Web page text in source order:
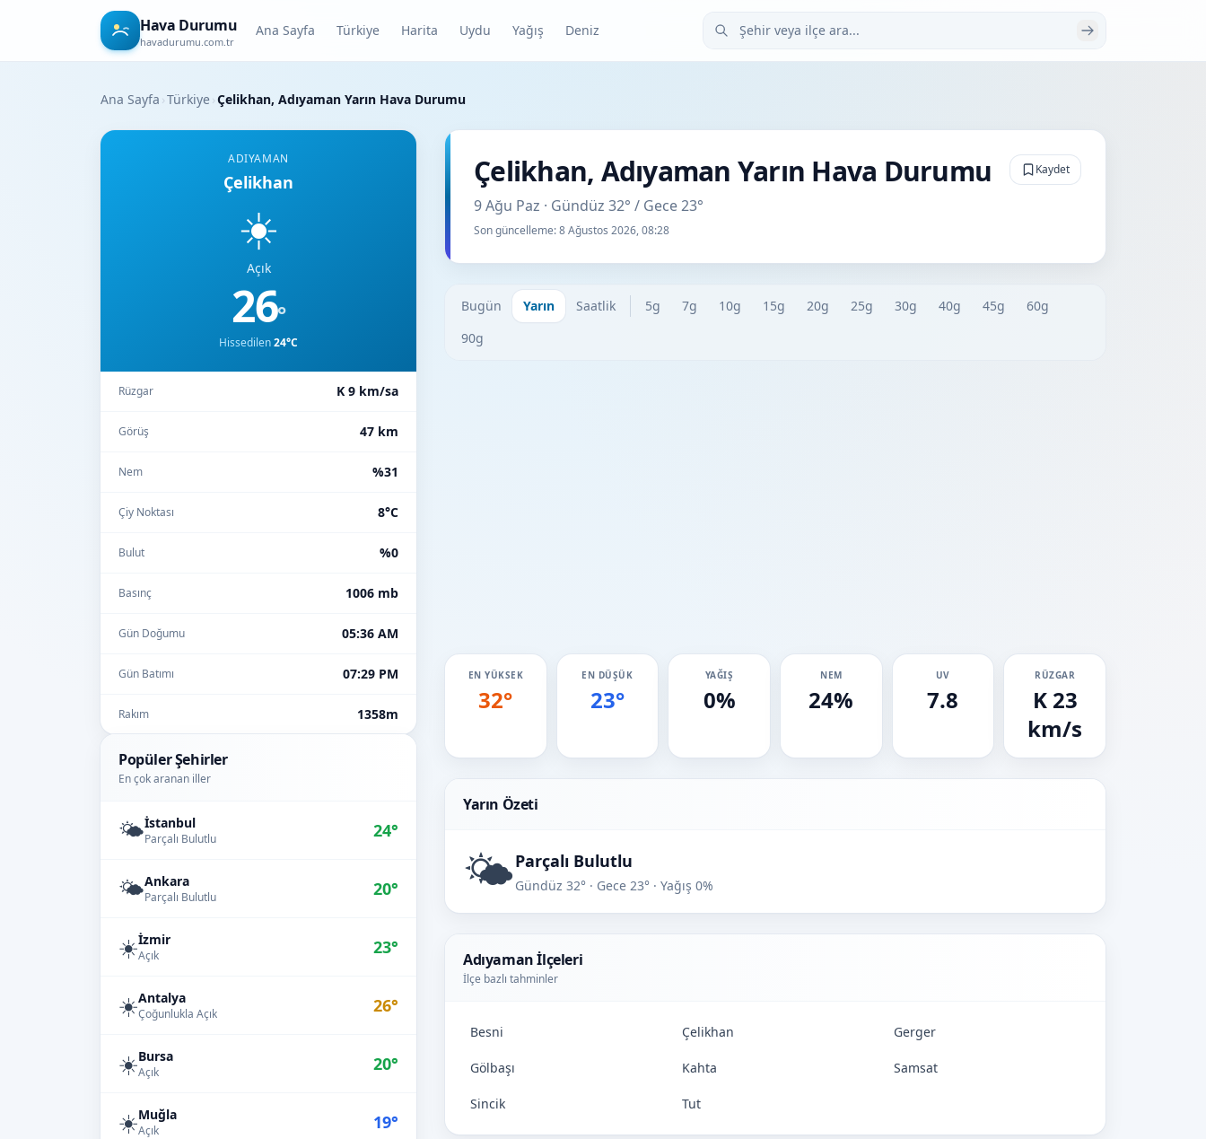
Hava Durumu
havadurumu.com.tr
Ana Sayfa Türkiye Harita Uydu Yağış Deniz Şehir veya ilçe ara
Ana Sayfa ›Türkiye›Çelikhan, Adıyaman Yarın Hava Durumu
ADIYAMAN
Çelikhan
☀️
Açık
26°
Hissedilen24°C
Rüzgar K 9 km/sa
Görüş 47 km
Nem %31
Çiy Noktası 8°C
Bulut %0
Basınç 1006 mb
Gün Doğumu 05:36 AM
Gün Batımı 07:29 PM
Rakım 1358m
Popüler Şehirler
En çok aranan iller
🌤️İstanbul
Parçalı Bulutlu 24°
🌤️Ankara
Parçalı Bulutlu 20°
☀️İzmir
Açık 23°
☀️Antalya
Çoğunlukla Açık 26°
☀️Bursa
Açık 20°
☀️Muğla
Açık 19°
Çelikhan, Adıyaman Yarın Hava Durumu
9 Ağu Paz · Gündüz 32° / Gece 23°
Son güncelleme:8 Ağustos 2026, 08:28
Kaydet
Bugün Yarın Saatlik 5g 7g 10g 15g 20g 25g 30g 40g 45g
60g
90g
EN YÜKSEK
32°
EN DÜŞÜK
23°
YAĞIŞ
0%
NEM
24%
UV
7.8
RÜZGAR
K 23
km/s
Yarın Özeti
🌤️Parçalı Bulutlu
Gündüz 32° · Gece 23° · Yağış 0%
Adıyaman İlçeleri
İlçe bazlı tahminler
Besni Çelikhan Gerger
Gölbaşı Kahta Samsat
Sincik Tut